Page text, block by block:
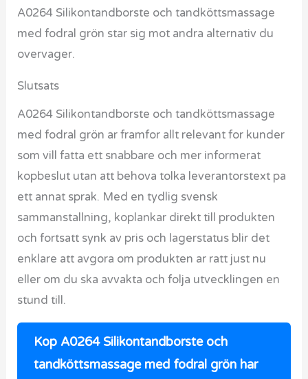
A0264 Silikontandborste och tandköttsmassage
med fodral grön star sig mot andra alternativ du
overvager.
Slutsats
A0264 Silikontandborste och tandköttsmassage
med fodral grön ar framfor allt relevant for kunder
som vill fatta ett snabbare och mer informerat
kopbeslut utan att behova tolka leverantorstext pa
ett annat sprak. Med en tydlig svensk
sammanstallning, koplankar direkt till produkten
och fortsatt synk av pris och lagerstatus blir det
enklare att avgora om produkten ar ratt just nu
eller om du ska avvakta och folja utvecklingen en
stund till.
Kop A0264 Silikontandborste och
tandköttsmassage med fodral grön har